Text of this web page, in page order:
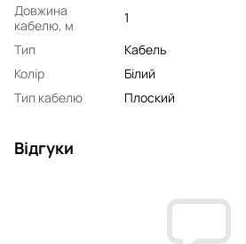
Довжина
кабелю, м
1
Тип
Кабель
Колір
Білий
Тип кабелю
Плоский
Відгуки